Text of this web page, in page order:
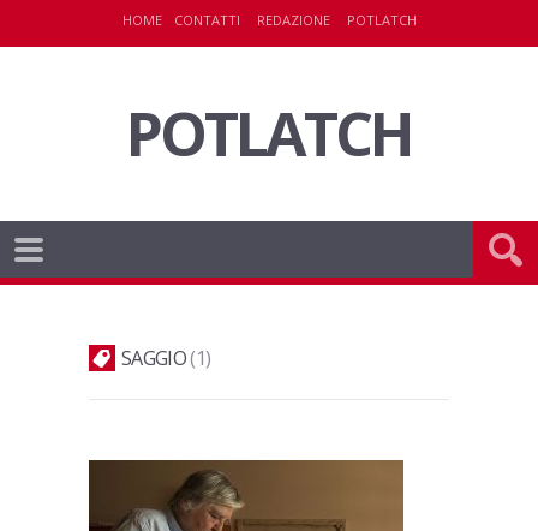
HOME CONTATTI REDAZIONE POTLATCH
POTLATCH
SAGGIO 1